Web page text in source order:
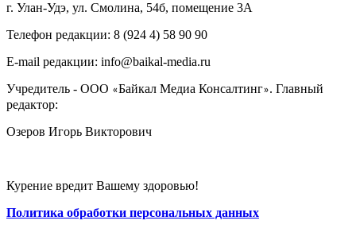
г. Улан-Удэ, ул. Смолина, 54б, помещение 3А
Телефон редакции: ‎‎8 (924 4) 58 90 90
E-mail редакции: info@baikal-media.ru
Учредитель - ООО «Байкал Медиа Консалтинг». Главный
редактор:
Озеров Игорь Викторович
Курение вредит Вашему здоровью!
Политика обработки персональных данных